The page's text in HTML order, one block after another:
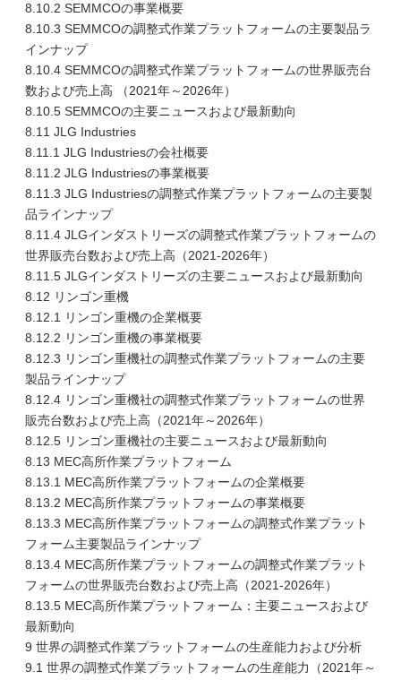
8.10.2 SEMMCOの事業概要
8.10.3 SEMMCOの調整式作業プラットフォームの主要製品ラ
インナップ
8.10.4 SEMMCOの調整式作業プラットフォームの世界販売台
数および売上高 （2021年～2026年）
8.10.5 SEMMCOの主要ニュースおよび最新動向
8.11 JLG Industries
8.11.1 JLG Industriesの会社概要
8.11.2 JLG Industriesの事業概要
8.11.3 JLG Industriesの調整式作業プラットフォームの主要製
品ラインナップ
8.11.4 JLGインダストリーズの調整式作業プラットフォームの
世界販売台数および売上高（2021-2026年）
8.11.5 JLGインダストリーズの主要ニュースおよび最新動向
8.12 リンゴン重機
8.12.1 リンゴン重機の企業概要
8.12.2 リンゴン重機の事業概要
8.12.3 リンゴン重機社の調整式作業プラットフォームの主要
製品ラインナップ
8.12.4 リンゴン重機社の調整式作業プラットフォームの世界
販売台数および売上高（2021年～2026年）
8.12.5 リンゴン重機社の主要ニュースおよび最新動向
8.13 MEC高所作業プラットフォーム
8.13.1 MEC高所作業プラットフォームの企業概要
8.13.2 MEC高所作業プラットフォームの事業概要
8.13.3 MEC高所作業プラットフォームの調整式作業プラット
フォーム主要製品ラインナップ
8.13.4 MEC高所作業プラットフォームの調整式作業プラット
フォームの世界販売台数および売上高（2021-2026年）
8.13.5 MEC高所作業プラットフォーム：主要ニュースおよび
最新動向
9 世界の調整式作業プラットフォームの生産能力および分析
9.1 世界の調整式作業プラットフォームの生産能力（2021年～